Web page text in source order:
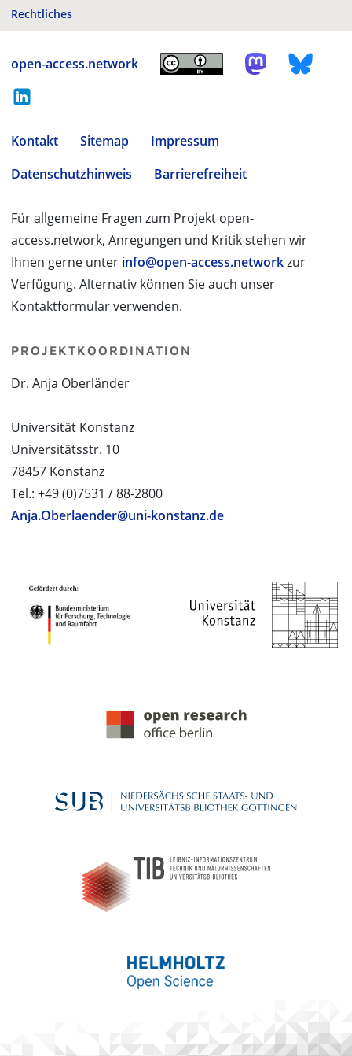
Rechtliches
open-access.network
Kontakt Sitemap
Impressum
Datenschutzhinweis
Barrierefreiheit
Für allgemeine Fragen zum Projekt open-
access.network, Anregungen und Kritik stehen wir
Ihnen gerne unter info@open-access.networkzur
Verfügung. Alternativ können Sie auch unser
Kontaktformular verwenden.
PROJEKTKOORDINATION
Dr. Anja Oberländer
Universität Konstanz
Universitätsstr. 10
78457 Konstanz
Tel.: +49 (0)7531 / 88-2800
Anja.Oberlaender@uni-konstanz.de